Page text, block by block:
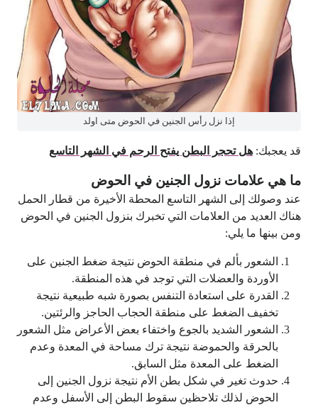
إذا نزل رأس الجنين في الحوض متى اولد
قد يعجبك: هل تحجر البطن يفتح الرحم في الشهر التاسع
ما هي علامات نزول الجنين في الحوض
عند وصولك إلى الشهر التاسع المحطة الأخيرة من قطار الحمل
هناك العديد من العلامات التي تخبرك بنزول الجنين في الحوض
ومن بينها ما يلي:
الشعور بألم في منطقة الحوض نتيجة ضغط الجنين على
الأوردة والعضلات التي توجد في هذه المنطقة.
القدرة على استعادة التنفس بصورة شبه طبيعية نتيجة
تخفيف الضغط على منطقة الحجاب الحاجز والرئتين.
الشعور الشديد بالجوع واختفاء بعض الأعراض مثل الشعور
بالحرقة والحموضة نتيجة ترك مساحة في المعدة وعدم
الضغط على المعدة مثل السابق.
حدوث تغير في شكل بطن الأم نتيجة نزول الجنين إلى
الحوض لذلك تلاحظين سقوط البطن إلى الأسفل وعدم